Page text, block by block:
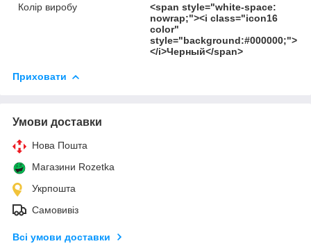
Колір виробу
<span style="white-space:
nowrap;"><i class="icon16
color"
style="background:#000000;">
</i>Черный</span>
Приховати
Умови доставки
Нова Пошта
Магазини Rozetka
Укрпошта
Самовивіз
Всі умови доставки